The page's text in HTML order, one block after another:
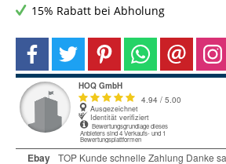
15% Rabatt bei Abholung